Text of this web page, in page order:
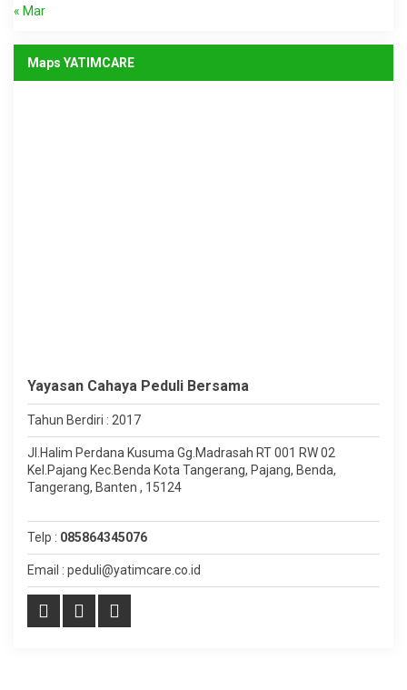
« Mar
Maps YATIMCARE
Yayasan Cahaya Peduli Bersama
Tahun Berdiri : 2017
Jl.Halim Perdana Kusuma Gg.Madrasah RT 001 RW 02
Kel.Pajang Kec.Benda Kota Tangerang, Pajang, Benda,
Tangerang, Banten , 15124
Telp : 085864345076
Email : peduli@yatimcare.co.id